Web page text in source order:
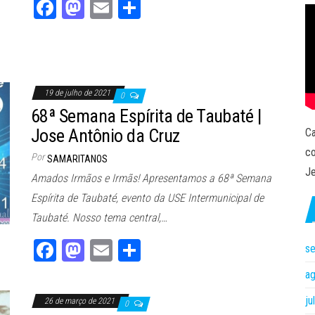
Fa M
n
E
19 de julho de 2021 0
68ª Semana Espírita de Taubaté |
Jose Antônio da Cruz
Por SAMARITANOS
Amados Irmãos e Irmãs! Apresentamos a 68ª Semana
Espírita de Taubaté, evento da USE Intermunicipal de
Taubaté. Nosso tema central,…
Fa
bo
M
to
E
ail e
26 de março de 2021 0